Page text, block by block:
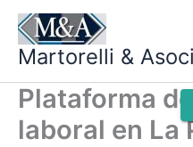
contenido
Martorelli &
Plataforma
laboral en La